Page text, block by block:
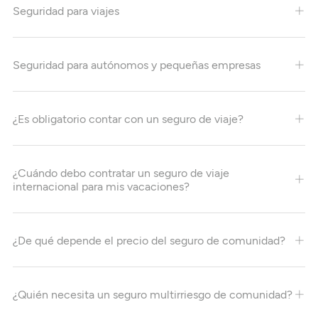
Seguridad para viajes
Seguridad para autónomos y pequeñas empresas
¿Es obligatorio contar con un seguro de viaje?
¿Cuándo debo contratar un seguro de viaje
internacional para mis vacaciones?
¿De qué depende el precio del seguro de comunidad?
¿Quién necesita un seguro multirriesgo de comunidad?